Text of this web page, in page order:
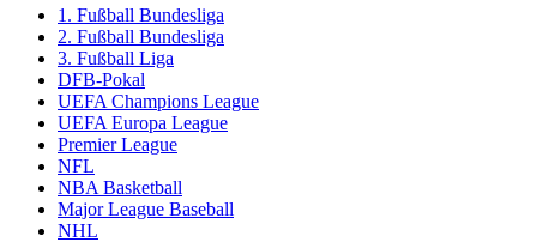
1. Fußball Bundesliga
2. Fußball Bundesliga
3. Fußball Liga
DFB-Pokal
UEFA Champions League
UEFA Europa League
Premier League
NFL
NBA Basketball
Major League Baseball
NHL